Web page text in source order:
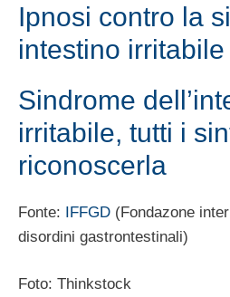
Ipnosi contro la
intestino irritabile
Sindrome
irritabile, tutti i
riconoscerla
Fonte: IFFGD (Fondazone
disordini gastrontestinali)
Foto: Thinkstock